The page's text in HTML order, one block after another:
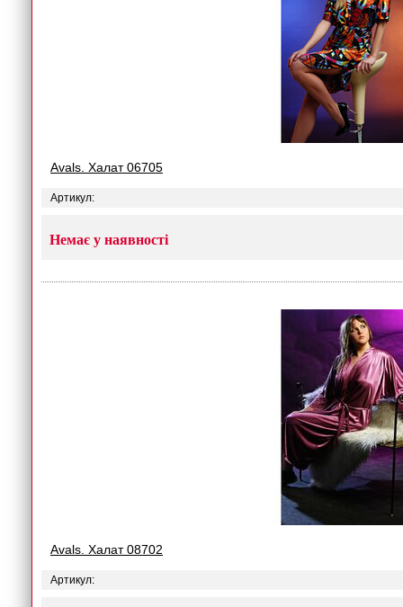
Avals. Халат 06705
Артикул:
Немає у наявності
Avals. Халат 08702
Артикул: